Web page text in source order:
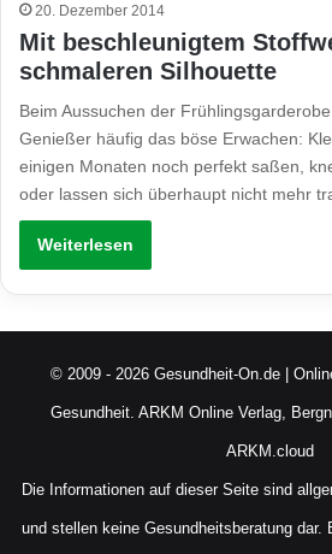
20. Dezember 2014
Mit beschleunigtem
schmaleren Silhouette
Beim Aussuchen der
Genießer häufig das böse Erwachen:
einigen Monaten noch perfekt saßen,
oder lassen sich überhaupt nicht mehr
Weiterlesen
© 2009 - 2026 Gesundheit-On.de |
Gesundheit. ARKM Online Verlag,
ARKM.cloud
Die Informationen auf dieser Seite sind
und stellen keine Gesundheitsberatung dar.